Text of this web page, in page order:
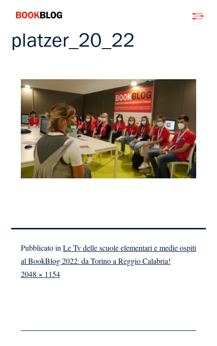
contenuto
Bookblog
platzer_20_22
Pubblicato in Le Tv delle scuole elementari e medie ospiti
al BookBlog 2022: da Torino a Reggio Calabria!
A
2048 × 1154